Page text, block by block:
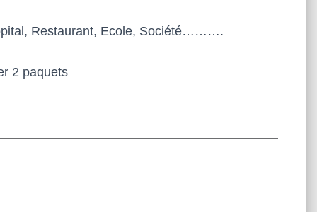
Restaurant, Ecole, Société……….
2 paquets